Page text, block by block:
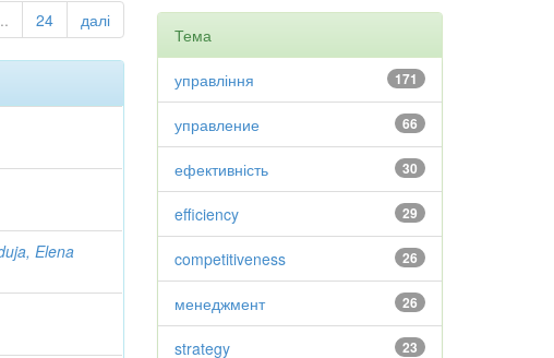
24 далі
Elena
Тема
171
управління
66
управление
30
ефективність
29
efficiency
26
competitiveness
26
менеджмент
23
strategy